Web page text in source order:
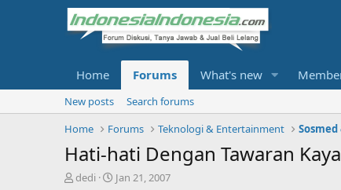
Home Forums What's new
New posts
Search forums
Home
Forums Teknologi & Entertainment
Hati-hati Dengan Tawaran
T
dedi
S
Jan 21, 2007